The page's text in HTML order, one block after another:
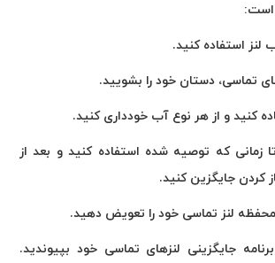
است:
لنز استفاده کنید.
تماسی، دستان خود را بشویید.
کنید و از هر نوع آب خودداری کنید.
زمانی که توصیه شده استفاده کنید و بعد از
کردن جایگزین کنید.
لنز تماسی خود را تعویض دهید.
جایگزینی لنزهای تماسی خود بپیوندید.